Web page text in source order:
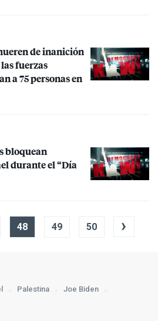
de inanición
fuerzas
a 75 personas en
bloquean
durante el “Día
48 49 50 ›
Palestina
Joe Biden